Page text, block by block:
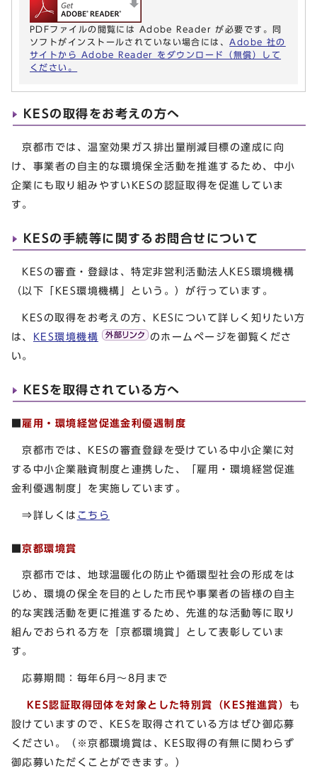
PDFファイルの閲覧には Adobe Reader が必要です。同
ソフトがインストールされていない場合には、 Adobe 社の
サイトから Adobe Reader をダウンロード（無償）して
ください。
KESの取得をお考えの方へ
京都市では、温室効果ガス排出量削減目標の達成に向
け、事業者の自主的な環境保全活動を推進するため、中小
企業にも取り組みやすいKESの認証取得を促進していま
す。
KESの手続等に関するお問合せについて
KESの審査・登録は、特定非営利活動法人KES環境機構
（以下「KES環境機構」という。）が行っています。
KESの取得をお考えの方、KESについて詳しく知りたい方
は、
KES環境機構
のホームページを御覧くださ
い。
KESを取得されている方へ
■雇用・環境経営促進金利優遇制度
京都市では、KESの審査登録を受けている中小企業に対
する中小企業融資制度と連携した、「雇用・環境経営促進
金利優遇制度」を実施しています。
⇒詳しくは こちら
■京都環境賞
京都市では、地球温暖化の防止や循環型社会の形成をは
じめ、環境の保全を目的とした市民や事業者の皆様の自主
的な実践活動を更に推進するため、先進的な活動等に取り
組んでおられる方を「京都環境賞」として表彰していま
す。
応募期間：毎年6月～8月まで
KES認証取得団体を対象とした特別賞（KES推進賞） も
設けていますので、KESを取得されている方はぜひ御応募
ください。（※京都環境賞は、KES取得の有無に関わらず
御応募いただくことができます。）